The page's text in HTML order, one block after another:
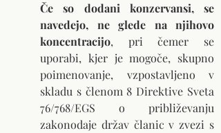
Če so dodani konzervansi, se
navedejo, ne glede na njihovo
koncentracijo, pri čemer se
uporabi, kjer je mogoče, skupno
poimenovanje, vzpostavljeno v
skladu s členom 8 Direktive Sveta
76/768/EGS o približevanju
zakonodaje držav članic v zvezi s